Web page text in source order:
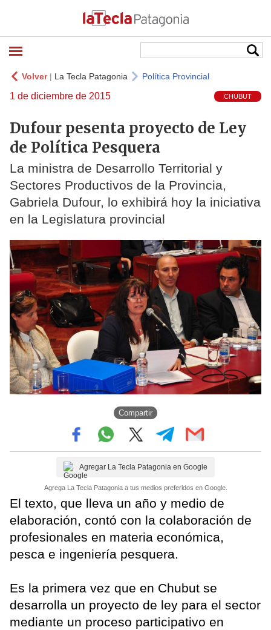
Volver| La Tecla Patagonia Política Provincial
1 de diciembre de 2015 CHUBUT
Dufour pesenta proyecto de Ley
de Política Pesquera
La ministra de Desarrollo Territorial y
Sectores Productivos de la Provincia,
Gabriela Dufour, lo exhibirá hoy la iniciativa
en la Legislatura provincial
Compartir
Agregar La Tecla Patagonia en Google
Agrega La Tecla Patagonia a tus medios preferidos en Google.
El texto, que lleva un año y medio de
elaboración, contó con la colaboración de
profesionales en materia económica,
pesca e ingeniería pesquera.
Es la primera vez que en Chubut se
desarrolla un proyecto de ley para el sector
mediante un proceso participativo en